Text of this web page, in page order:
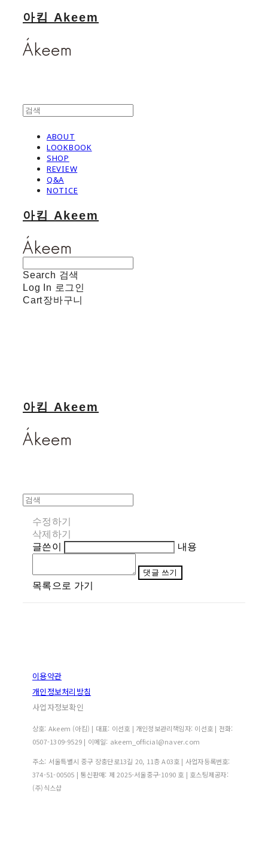
아킴 Akeem
ABOUT
LOOKBOOK
SHOP
REVIEW
Q&A
NOTICE
아킴 Akeem
Search 검색
Log In 로그인
Cart장바구니
아킴 Akeem
수정하기
삭제하기
글쓴이
내용
댓글 쓰기
목록으로 가기
이용약관
개인정보처리방침
사업자정보확인
상호: Akeem (아킴) | 대표: 이선호 | 개인정보관리책임자: 이선호 | 전화:
0507-1309-9529 | 이메일: akeem_official@naver.com
주소: 서울특별시 중구 장충단로13길 20, 11층 A03호 | 사업자등록번호:
374-51-00505 | 통신판매: 제 2025-서울중구-1090 호 | 호스팅제공자:
(주)식스샵